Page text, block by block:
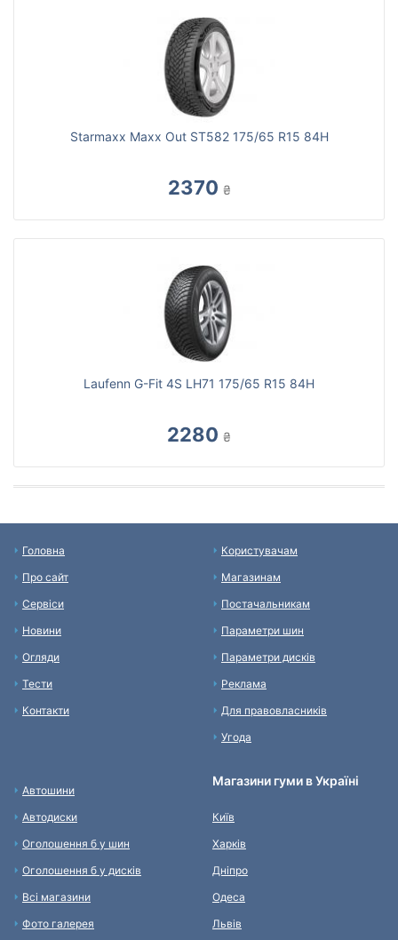
Starmaxx Maxx Out ST582 175/65 R15 84H
2370 ₴
Laufenn G-Fit 4S LH71 175/65 R15 84H
2280 ₴
Головна
Про сайт
Сервіси
Новини
Огляди
Тести
Контакти
Користувачам
Магазинам
Постачальникам
Параметри шин
Параметри дисків
Реклама
Для правовласників
Угода
Автошини
Автодиски
Оголошення б у шин
Оголошення б у дисків
Всі магазини
Фото галерея
Магазини гуми в Україні
Київ
Харків
Дніпро
Одеса
Львів